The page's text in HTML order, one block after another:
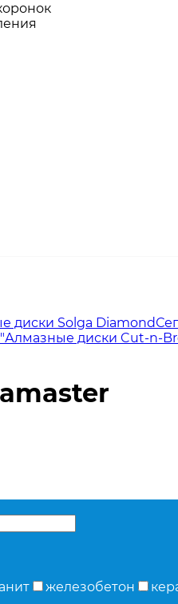
диски Solga Diamond
Алмазные диски Cut-n-
железобетон